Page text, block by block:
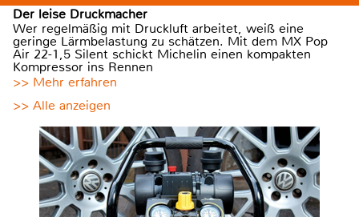
Der leise Druckmacher
Wer regelmäßig mit Druckluft arbeitet, weiß eine
geringe Lärmbelastung zu schätzen. Mit dem MX Pop
Air 22-1,5 Silent schickt Michelin einen kompakten
Kompressor ins Rennen
>> Mehr erfahren
>> Alle anzeigen